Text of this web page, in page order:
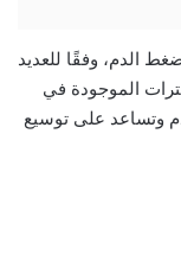
الدم، وفقًا للعديد
الموجودة في
وتساعد على توسيع